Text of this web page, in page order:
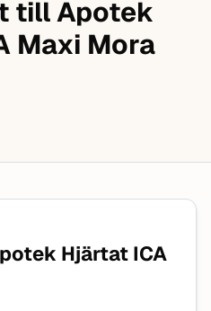
till Apotek
Maxi Mora
Hjärtat ICA